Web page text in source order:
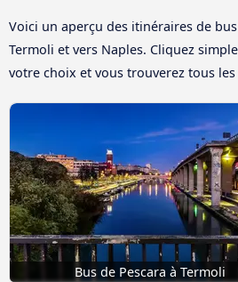
Voici un aperçu des itinéraires de
Termoli et vers Naples. Cliquez
votre choix et vous trouverez tous les
Bus de Pescara à Termoli